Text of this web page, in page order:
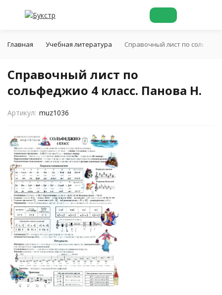
Главная Учебная литература Справочный лист по
Справочный лист по
сольфеджио 4 класс. Панова Н.
Артикул: muz1036